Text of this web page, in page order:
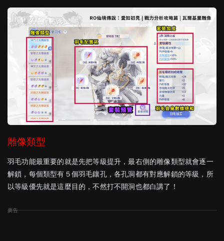
雕像類型
羽毛功能最重要的就是先把等級提升，最右側的雕像類型就會逐一
解鎖，每個類型有５個羽毛鑲孔，各孔洞都有對應解鎖的等級，所
以等級優先就是這麼目的，不然打不開洞也都白講了！